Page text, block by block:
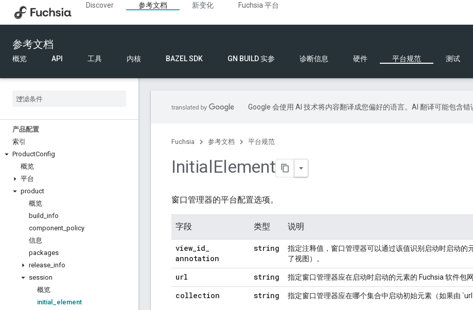
Discover 参考文档 新变化
Fuchsia 平台
参考文档
概览 API 工具 内核 BAZEL SDK GN BUILD 实参 诊断信息 硬件 平台规范 测试
组件框架
组件清单 (.cml)
组件名称
组件网址
FIDL
语言
产品配置
索引
ProductConfig
概览
平台
product
概览
build info
component policy
信息
packages
release info
session
概览
initial
element
Google 会使用 AI 技术将内容翻译成您偏好的语言。AI 翻译可能包含错
Fuchsia 参考文档 平台规范
InitialElement
窗口管理器的平台配置选项。
字段 类型 说明
view_id_
annotation
string
指定注释值，窗口管理器可以通过该值识别启动时启动的
了视图）。
url string 指定窗口管理器应在启动时启动的元素的 Fuchsia 软件包
collection string 指定窗口管理器应在哪个集合中启动初始元素（如果由